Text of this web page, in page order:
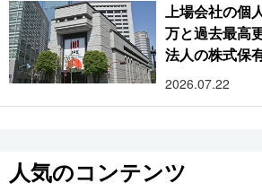
上場会社の個
万と過去最高
法人の株式保
2026.07.22
人気のコンテンツ